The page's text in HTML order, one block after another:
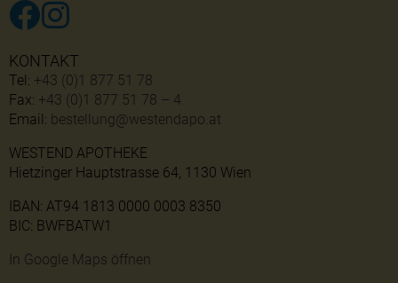
KONTAKT
Tel: +43 (0)1 877 51 78
Fax: +43 (0)1 877 51 78 – 4
Email: bestellung@westendapo.at
WESTEND APOTHEKE
Hietzinger Hauptstrasse 64, 1130 Wien
IBAN: AT94 1813 0000 0003 8350
BIC: BWFBATW1
In Google Maps öffnen